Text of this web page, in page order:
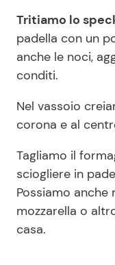
Tritiamo lo
padella con un
anche le noci,
conditi.
Nel vassoio
corona e al
Tagliamo il
sciogliere in
Possiamo
mozzarella o
casa.